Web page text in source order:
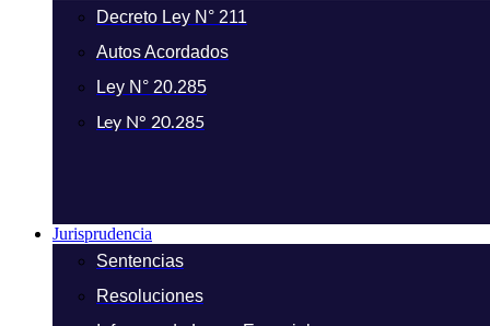
Decreto Ley N° 211
Autos Acordados
Ley N° 20.285
Ley N° 20.285
Jurisprudencia
Sentencias
Resoluciones